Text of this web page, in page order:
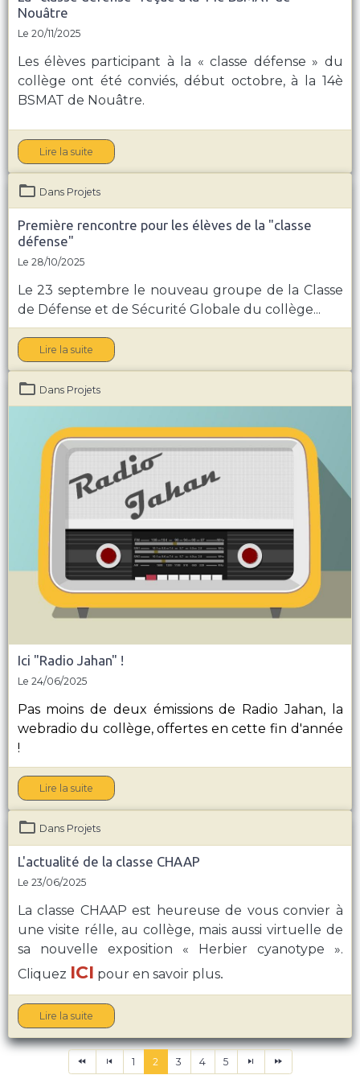
Nouâtre
Le 20/11/2025
Les élèves participant à la « classe défense » du
collège ont été conviés, début octobre, à la 14è
BSMAT de Nouâtre.
Lire la suite
Dans Projets
Première rencontre pour les élèves de la "classe
défense"
Le 28/10/2025
Le 23 septembre le nouveau groupe de la Classe
de Défense et de Sécurité Globale du collège...
Lire la suite
Dans Projets
Ici "Radio Jahan" !
Le 24/06/2025
Pas moins de deux émissions de Radio Jahan, la
webradio du collège, offertes en cette fin d'année
!
Lire la suite
Dans Projets
L'actualité de la classe CHAAP
Le 23/06/2025
La classe CHAAP est heureuse de vous convier à
une visite rélle, au collège, mais aussi virtuelle de
sa nouvelle exposition « Herbier cyanotype ».
Cliquez ICI pour en savoir plus.
Lire la suite
1 2 3 4 5